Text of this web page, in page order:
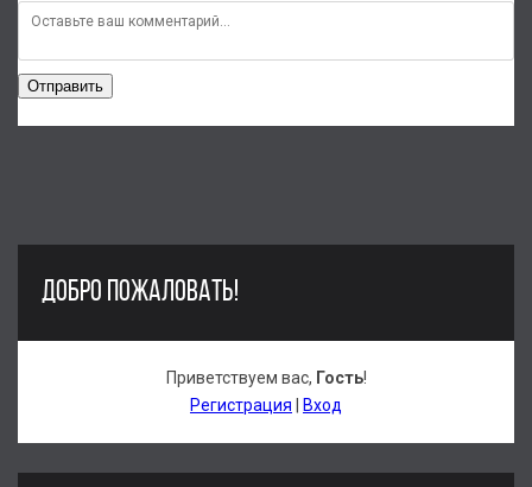
Отправить
ДОБРО ПОЖАЛОВАТЬ!
Приветствуем вас, Гость!
Регистрация
Вход